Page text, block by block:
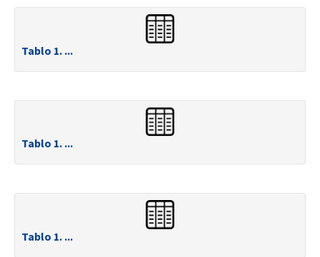
Tablo 1. ...
Tablo 1. ...
Tablo 1. ...